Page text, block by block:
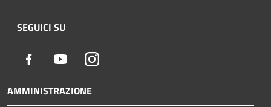
SEGUICI SU
Facebook YoutubeInstagram
AMMINISTRAZIONE